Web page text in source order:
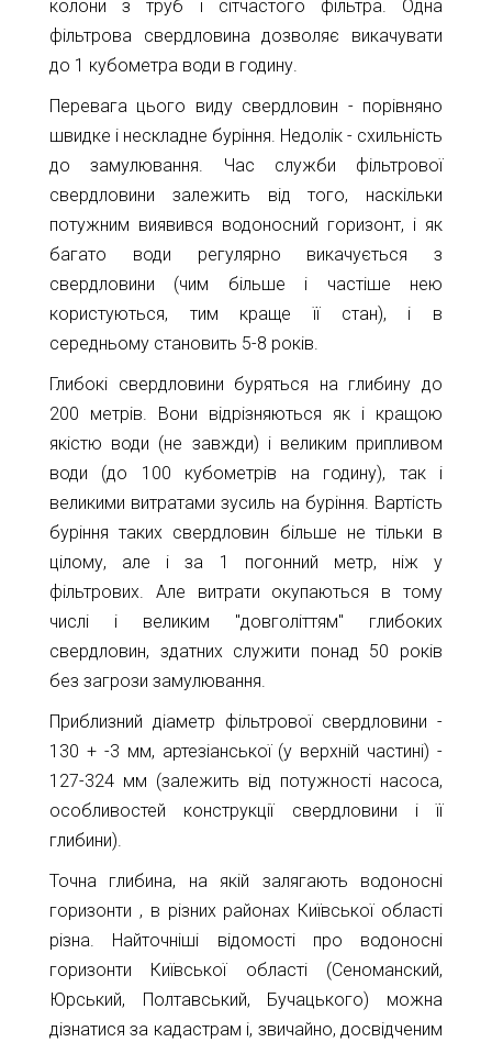
info@1kbk.com.ua
колони з труб і сітчастого фільтра. Одна
фільтрова свердловина дозволяє викачувати
до 1 кубометра води в годину.
Перевага цього виду свердловин - порівняно
швидке і нескладне буріння. Недолік - схильність
до замулювання. Час служби фільтрової
свердловини залежить від того, наскільки
потужним виявився водоносний горизонт, і як
багато води регулярно викачується з
свердловини (чим більше і частіше нею
користуються, тим краще її стан), і в
середньому становить 5-8 років.
Глибокі свердловини буряться на глибину до
200 метрів. Вони відрізняються як і кращою
якістю води (не завжди) і великим припливом
води (до 100 кубометрів на годину), так і
великими витратами зусиль на буріння. Вартість
буріння таких свердловин більше не тільки в
цілому, але і за 1 погонний метр, ніж у
фільтрових. Але витрати окупаються в тому
числі і великим "довголіттям" глибоких
свердловин, здатних служити понад 50 років
без загрози замулювання.
Приблизний діаметр фільтрової свердловини -
130 + -3 мм, артезіанської (у верхній частині) -
127-324 мм (залежить від потужності насоса,
особливостей конструкції свердловини і її
глибини).
Точна глибина, на якій залягають водоносні
горизонти , в різних районах Київської області
різна. Найточніші відомості про водоносні
горизонти Київської області (Сеноманский,
Юрський, Полтавський, Бучацького) можна
дізнатися за кадастрам і, звичайно, досвідченим